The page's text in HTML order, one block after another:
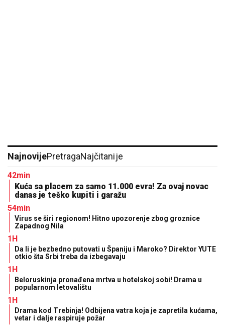
NajnovijePretragaNajčitanije
42min
Kuća sa placem za samo 11.000 evra! Za ovaj novac
danas je teško kupiti i garažu
54min
Virus se širi regionom! Hitno upozorenje zbog groznice
Zapadnog Nila
1H
Da li je bezbedno putovati u Španiju i Maroko? Direktor YUTE
otkio šta Srbi treba da izbegavaju
1H
Beloruskinja pronađena mrtva u hotelskoj sobi! Drama u
popularnom letovalištu
1H
Drama kod Trebinja! Odbijena vatra koja je zapretila kućama,
vetar i dalje raspiruje požar